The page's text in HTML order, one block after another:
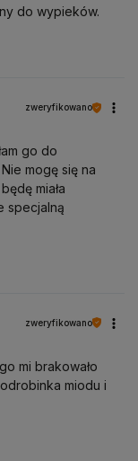
do wypieków.
zweryfikowano
go do
mogę się na
miała
specjalną
zweryfikowano
mi brakowało
miodu i